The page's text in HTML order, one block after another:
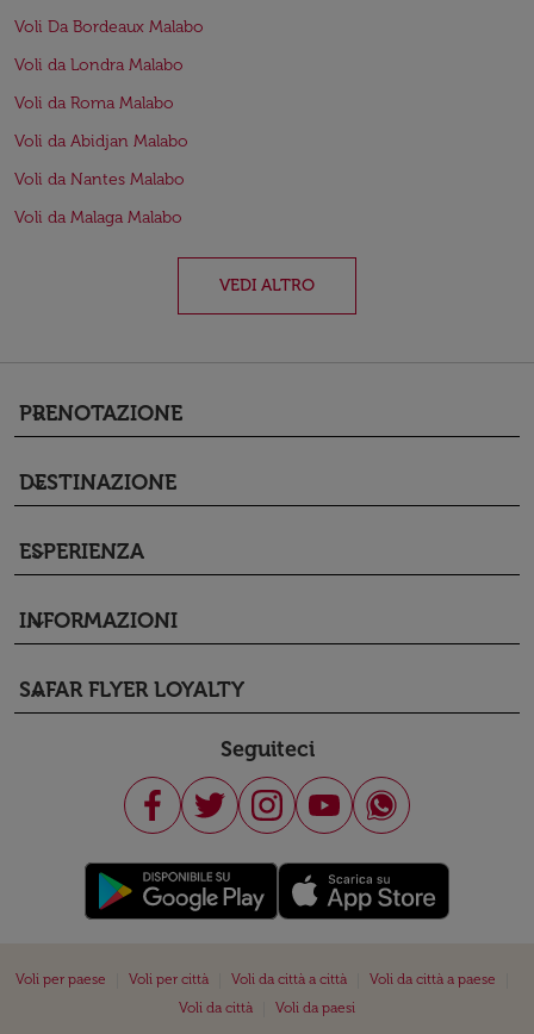
Voli Da Bordeaux Malabo
Voli da Londra Malabo
Voli da Roma Malabo
Voli da Abidjan Malabo
Voli da Nantes Malabo
Voli da Malaga Malabo
VEDI ALTRO
PRENOTAZIONE
keyboard_arrow_down
DESTINAZIONE
keyboard_arrow_down
ESPERIENZA
keyboard_arrow_down
INFORMAZIONI
keyboard_arrow_down
SAFAR FLYER LOYALTY
keyboard_arrow_down
Seguiteci
Voli per paese Voli per città Voli da città a città Voli da città a paese
Voli da città
Voli da paesi